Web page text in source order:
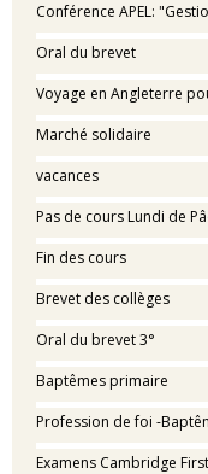
Conférence APEL:
Oral du brevet
Voyage en Angleterre
Marché solidaire
vacances
Pas de cours Lundi de
Fin des cours
Brevet des collèges
Oral du brevet 3°
Baptêmes primaire
Profession de foi -
Examens Cambridge